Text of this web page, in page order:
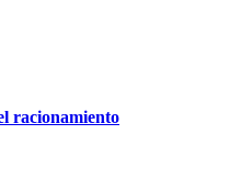
racionamiento